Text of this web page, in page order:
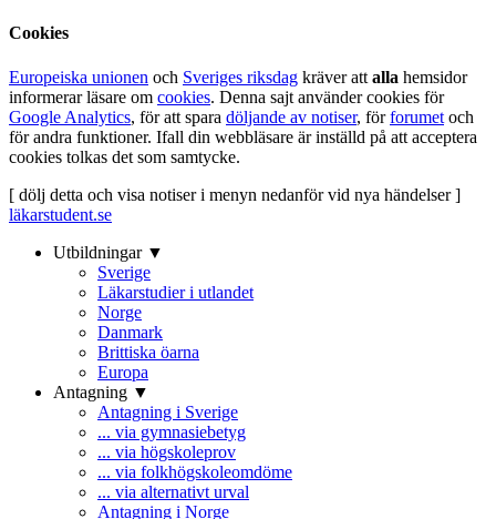
Cookies
Europeiska unionen och Sveriges riksdag kräver att alla hemsidor
informerar läsare om cookies. Denna sajt använder cookies för
Google Analytics, för att spara döljande av notiser, förforumet och
för andra funktioner. Ifall din webbläsare är inställd på att acceptera
cookies tolkas det som samtycke.
[ dölj detta och visa notiser i menyn nedanför vid nya händelser ]
läkarstudent.se
Utbildningar ▼
Sverige
Läkarstudier i utlandet
Norge
Danmark
Brittiska öarna
Europa
Antagning ▼
Antagning i Sverige
... via gymnasiebetyg
... via högskoleprov
... via folkhögskoleomdöme
... via alternativt urval
Antagning i Norge